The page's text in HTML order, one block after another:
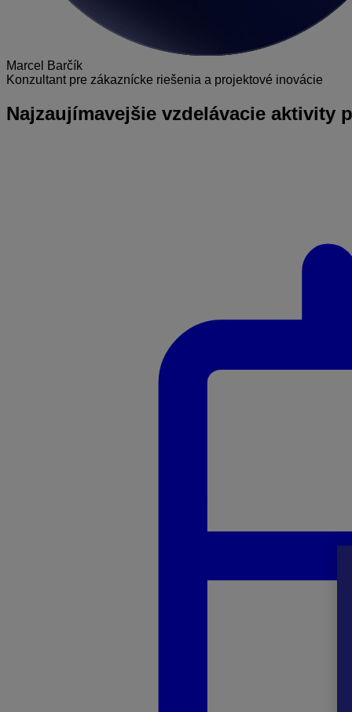
Marcel Barčík
Konzultant pre zákaznícke riešenia a projektové inovácie
Najzaujímavejšie vzdelávacie aktivity